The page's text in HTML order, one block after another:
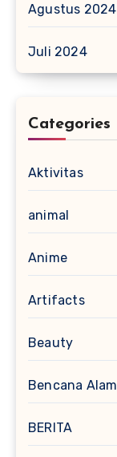
Agustus 2024
Juli 2024
Categories
Aktivitas
animal
Anime
Artifacts
Beauty
Bencana Alam
BERITA